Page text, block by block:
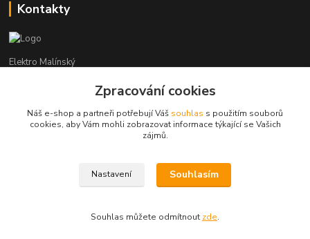
Kontakty
Elektro Malínský
+420 608 255 160
(Po-Čt - 8:30-16:00, Pá - 8:30-14:00)
Zpracování cookies
Náš e-shop a partneři potřebují Váš souhlas s použitím souborů
cookies, aby Vám mohli zobrazovat informace týkající se Vašich
zájmů.
Nastavení Souhlasím
Souhlas můžete odmítnout zde.